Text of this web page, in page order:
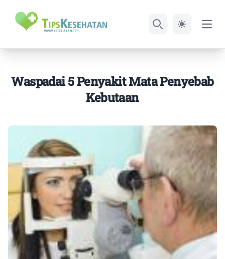
Waspadai 5 Penyakit Mata Penyebab
Kebutaan